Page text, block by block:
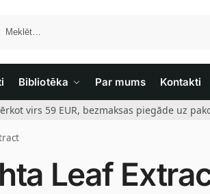
Bibliotēka Par mums Kontakti
virs 59 EUR, bezmaksas piegāde uz
Leaf